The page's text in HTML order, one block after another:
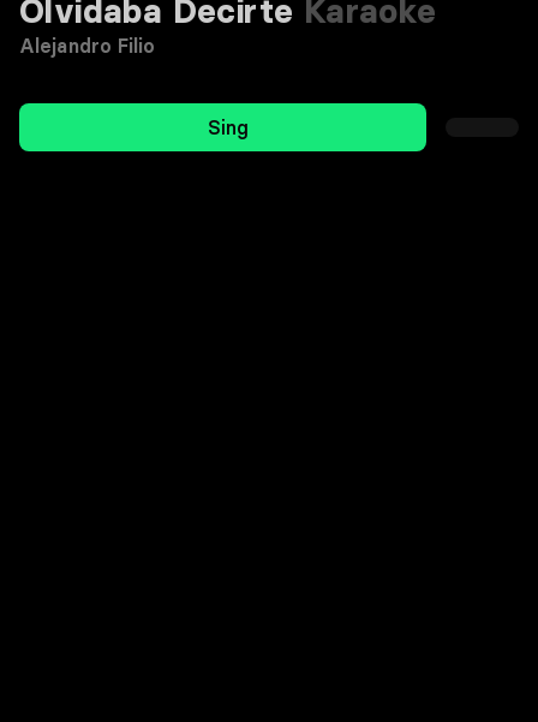
Olvidaba Decirte Karaoke
Alejandro Filio
Sing